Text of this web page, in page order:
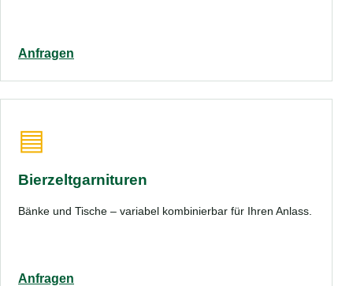
Anfragen
▤
Bierzeltgarnituren
Bänke und Tische – variabel kombinierbar für Ihren Anlass.
Anfragen